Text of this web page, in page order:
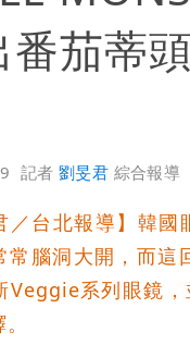
番茄蒂頭
記者劉旻君 綜合報導
／台北報導】韓
常腦洞大開，而
Veggie系列眼鏡